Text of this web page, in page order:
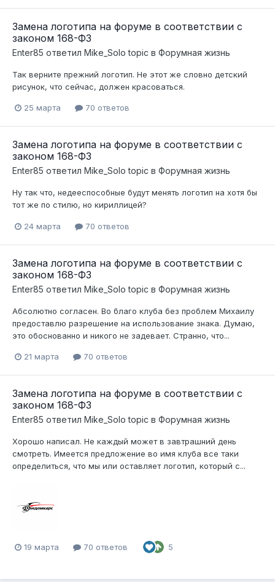
Замена логотипа на форуме в соответствии с
законом 168-ФЗ
Enter85 ответил Mike_Solo topic в Форумная жизнь
Так верните прежний логотип. Не этот же словно детский
рисунок, что сейчас, должен красоваться.
25 марта 70 ответов
Замена логотипа на форуме в соответствии с
законом 168-ФЗ
Enter85 ответил Mike_Solo topic в Форумная жизнь
Ну так что, недееспособные будут менять логотип на хотя бы
тот же по стилю, но кириллицей?
24 марта 70 ответов
Замена логотипа на форуме в соответствии с
законом 168-ФЗ
Enter85 ответил Mike_Solo topic в Форумная жизнь
Абсолютно согласен. Во благо клуба без проблем Михаилу
предоставлю разрешение на использование знака. Думаю,
это обоснованно и никого не задевает. Странно, что...
21 марта 70 ответов
Замена логотипа на форуме в соответствии с
законом 168-ФЗ
Enter85 ответил Mike_Solo topic в Форумная жизнь
Хорошо написал. Не каждый может в завтрашний день
смотреть. Имеется предложение во имя клуба все таки
определиться, что мы или оставляет логотип, который с...
19 марта 70 ответов 5